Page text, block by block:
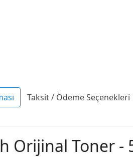
Taksit / Ödeme Seçenekleri
Orijinal Toner -